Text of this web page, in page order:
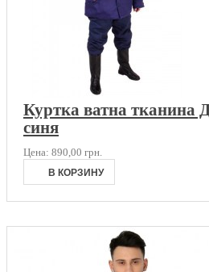
Куртка ватна тканина
синя
Цена: 890,00 грн.